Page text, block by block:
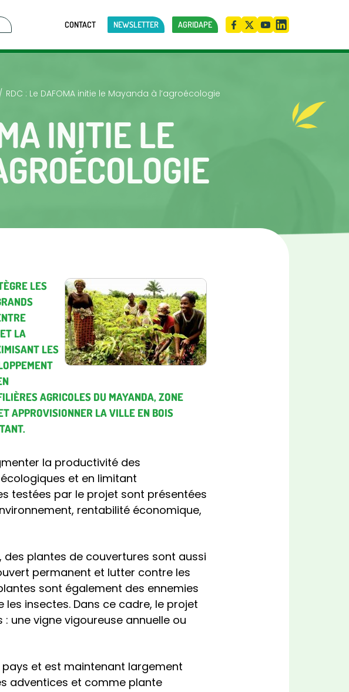
CONTACT NEWSLETTER AGRIDAPE
RDC : Le DAFOMA initie le Mayanda à l’agroécologie
INITIE LE
LES
LA
LES
AGRICOLES DU MAYANDA, ZONE
APPROVISIONNER LA VILLE EN BOIS
la productivité des
et en limitant
testées par le projet sont présentées
rentabilité économique,
plantes de couvertures sont aussi
permanent et lutter contre les
sont également des ennemies
insectes. Dans ce cadre, le projet
une vigne vigoureuse annuelle ou
et est maintenant largement
adventices et comme plante